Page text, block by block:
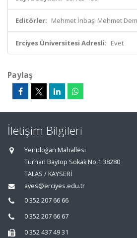
Editörler: Mehmet İnbaşı Mehmet
Erciyes Üniversitesi Adresli: Evet
Paylaş
İletişim Bilgileri
Yenidoğan Mahallesi
Turhan Baytop Sokak No:1 38280
TALAS / KAYSERİ
aves@erciyes.edu.tr
0 352 207 66 66
0 352 207 66 67
0 352 437 49 31